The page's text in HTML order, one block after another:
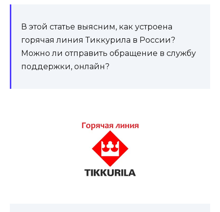
В этой статье выясним, как устроена
горячая линия Тиккурила в России?
Можно ли отправить обращение в службу
поддержки, онлайн?